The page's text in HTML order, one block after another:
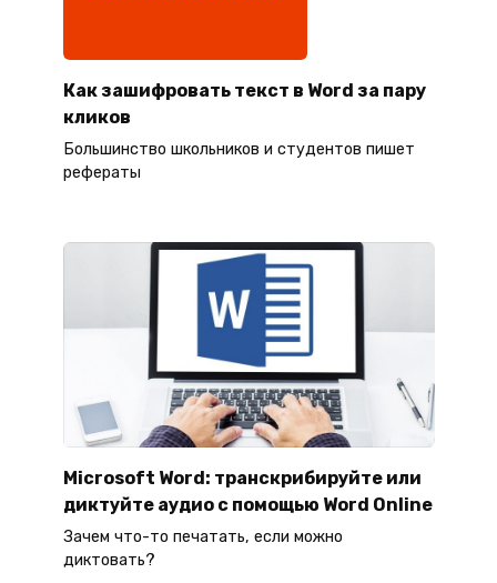
Как зашифровать текст в Word за пару
кликов
Большинство школьников и студентов пишет
рефераты
Microsoft Word: транскрибируйте или
диктуйте аудио с помощью Word Online
Зачем что-то печатать, если можно
диктовать?